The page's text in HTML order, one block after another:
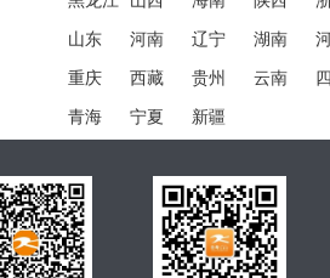
山东 河南 辽宁 湖南
重庆 西藏 贵州 云南
青海 宁夏 新疆